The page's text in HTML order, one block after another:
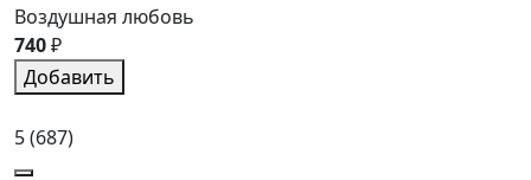
Воздушная любовь
740₽
Добавить
5(687)